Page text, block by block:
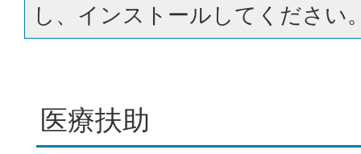
し、インストールしてください
医療扶助